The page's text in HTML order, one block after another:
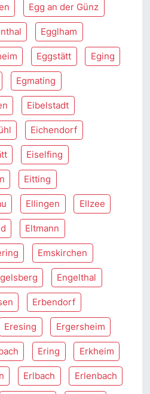
Egg an der Günz
Egglham
Eggstätt Eging
Egmating
Eibelstadt
Eichendorf
Eiselfing
Eitting
Ellingen Ellzee
Eltmann
Emskirchen
Engelthal
Erbendorf
Eresing Ergersheim
Ering Erkheim
Erlbach Erlenbach